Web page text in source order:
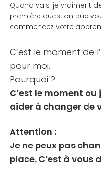
Quand vais-je vraiment
première question que
commencez votre
C’est le moment de
pour moi.
Pourquoi ?
C’est le moment ou
aider à changer de
Attention :
Je ne peux pas
place. C’est à vous